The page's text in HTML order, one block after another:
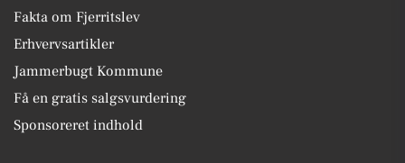
Fakta om Fjerritslev
Erhvervsartikler
Jammerbugt Kommune
Få en gratis salgsvurdering
Sponsoreret indhold